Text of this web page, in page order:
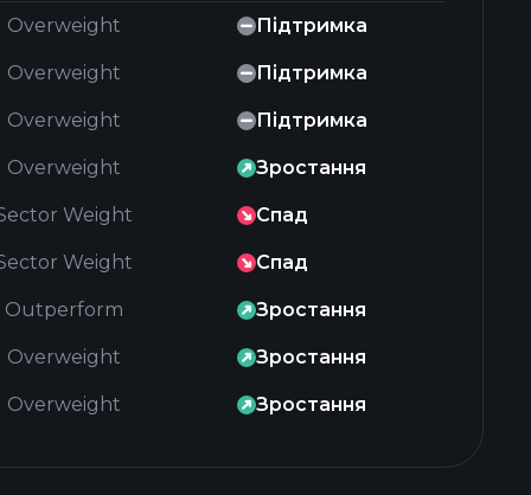
Overweight Підтримка
Overweight Підтримка
Overweight Підтримка
Overweight Зростання
Weight Спад
Weight Спад
Outperform Зростання
Overweight Зростання
Overweight Зростання